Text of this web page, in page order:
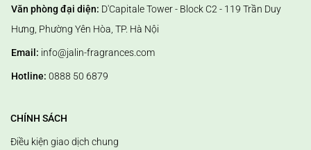
Văn phòng đại diện: D'Capitale Tower - Block C2 - 119 Trần Duy
Hưng, Phường Yên Hòa, TP. Hà Nội
Email: info@jalin-fragrances.com
Hotline: 0888 50 6879
CHÍNH SÁCH
Điều kiện giao dịch chung